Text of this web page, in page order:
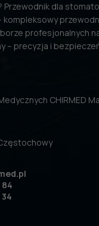
Przewodnik dla
kompleksowy
profesjonalnych
– precyzja i
CHIRMED
84
34